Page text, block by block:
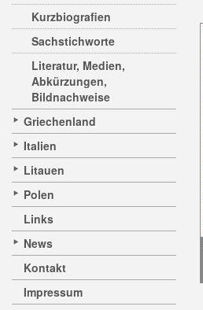
Kurzbiografien
Sachstichworte
Literatur, Medien,
Abkürzungen,
Bildnachweise
Griechenland
Italien
Litauen
Polen
Links
News
Kontakt
Impressum